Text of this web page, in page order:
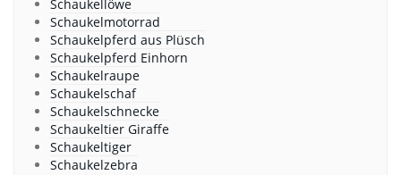
Schaukellöwe
Schaukelmotorrad
Schaukelpferd aus Plüsch
Schaukelpferd Einhorn
Schaukelraupe
Schaukelschaf
Schaukelschnecke
Schaukeltier Giraffe
Schaukeltiger
Schaukelzebra